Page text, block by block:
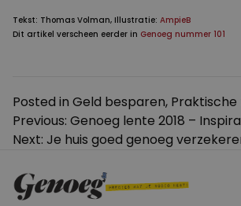
Tekst: Thomas Volman, Illustratie: AmpieB
Dit artikel verscheen eerder in Genoeg nummer 101
Posted in Geld besparen, Praktische
Bericht
navigatie
Previous: Genoeg lente 2018 –
Next: Je huis goed genoeg